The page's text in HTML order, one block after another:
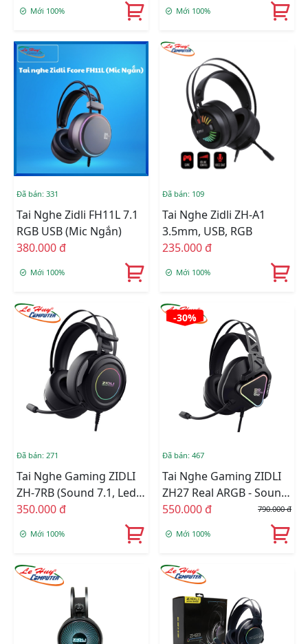
Mới 100% Mới 100%
Đã bán: 331
Tai Nghe Zidli FH11L 7.1
RGB USB (Mic Ngắn)
380.000 đ
Mới 100%
Đã bán: 109
Tai Nghe Zidli ZH-A1
3.5mm, USB, RGB
235.000 đ
Mới 100%
Đã bán: 271
Tai Nghe Gaming ZIDLI
ZH-7RB (Sound 7.1, Led
Fix RGB)
350.000 đ
Mới 100%
-30%
Đã bán: 467
Tai Nghe Gaming ZIDLI
ZH27 Real ARGB - Sound
7.1
550.000 đ 790.000 đ
Mới 100%